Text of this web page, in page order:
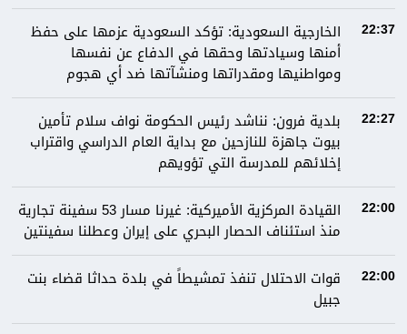
22:37
الخارجية السعودية: تؤكد السعودية عزمها على حفظ
أمنها وسيادتها وحقها في الدفاع عن نفسها
ومواطنيها ومقدراتها ومنشآتها ضد أي هجوم
22:27
بلدية فرون: نناشد رئيس الحكومة نواف سلام تأمين
بيوت جاهزة للنازحين مع بداية العام الدراسي واقتراب
إخلائهم للمدرسة التي تؤويهم
22:00
القيادة المركزية الأميركية: غيرنا مسار 53 سفينة تجارية
منذ استئناف الحصار البحري على إيران وعطلنا سفينتين
22:00
قوات الاحتلال تنفذ تمشيطاً في بلدة حداثا قضاء بنت
جبيل